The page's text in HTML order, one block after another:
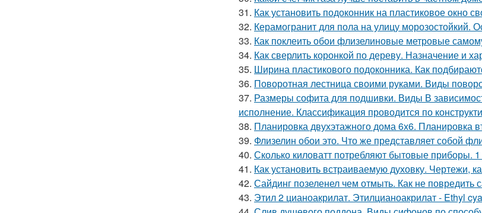
31. Как установить подоконник на пластиковое окно
32. Керамогранит для пола на улицу морозостойкий.
33. Как поклеить обои флизелиновые метровые
34. Как сверлить коронкой по дереву. Назначение и
35. Ширина пластикового подоконника. Как
36. Поворотная лестница своими руками. Виды
37. Размеры софита для подшивки. Виды В
исполнение. Классификация проводится по
38. Планировка двухэтажного дома 6х6. Планировка
39. Флизелин обои это. Что же представляет собой
40. Сколько киловатт потребляют бытовые приборы.
41. Как установить встраиваемую духовку. Чертежи,
42. Сайдинг позеленел чем отмыть. Как не повредить
43. Этил 2 цианоакрилат. Этилцианоакрилат - Ethyl